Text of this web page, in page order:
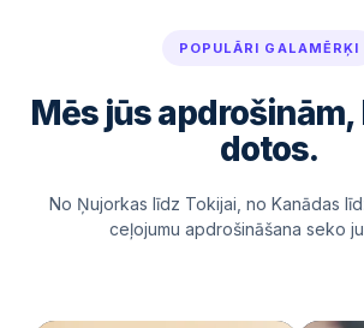
POPULĀRI GALAMĒRĶI
Mēs jūs apdrošinām,
dotos.
No Ņujorkas līdz Tokijai, no Kanādas
ceļojumu apdrošināšana seko